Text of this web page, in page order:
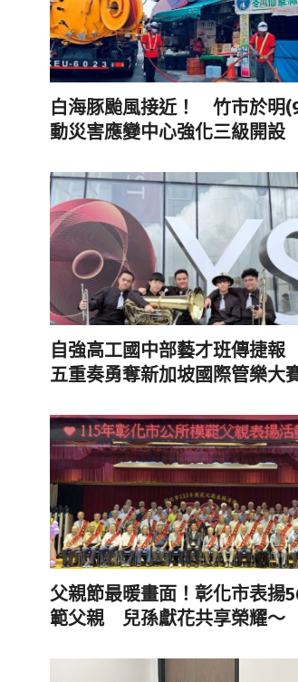
白海豚颱風接近！ 竹市於明
動災害應變中心強化三級開設
自強高工國中部藝才班傳捷
五重奏勇奪新加坡國際管樂大
父親節最暖畫面！彰化市表揚
範父親 兒孫獻花共享榮耀～